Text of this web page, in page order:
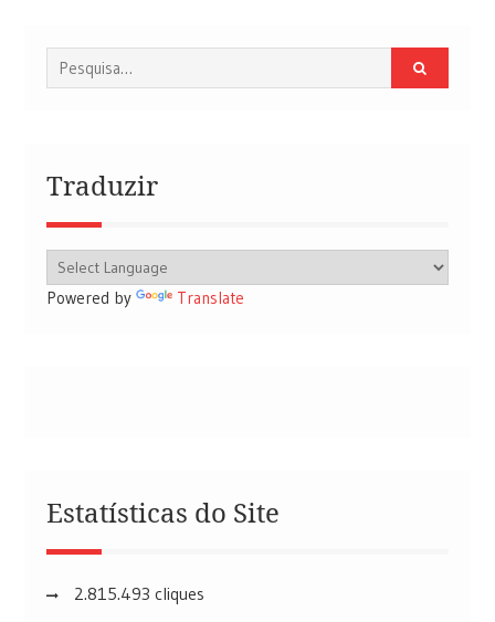
Procurar
por:
Traduzir
Powered by Translate
Estatísticas do Site
2.815.493 cliques